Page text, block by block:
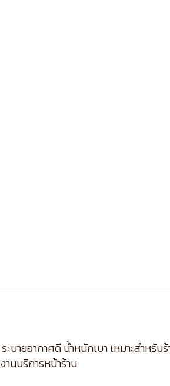
อากาศดี น้ำหนักเบา เหมาะสำหรับร้
นบริการหน้าร้าน